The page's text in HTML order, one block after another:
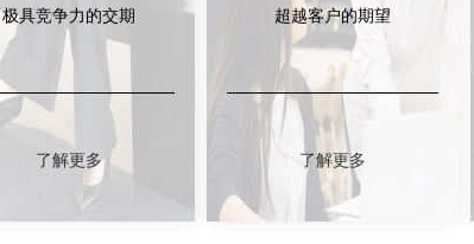
极具竞争力的交期
了解更多
超越客户的期望
了解更多